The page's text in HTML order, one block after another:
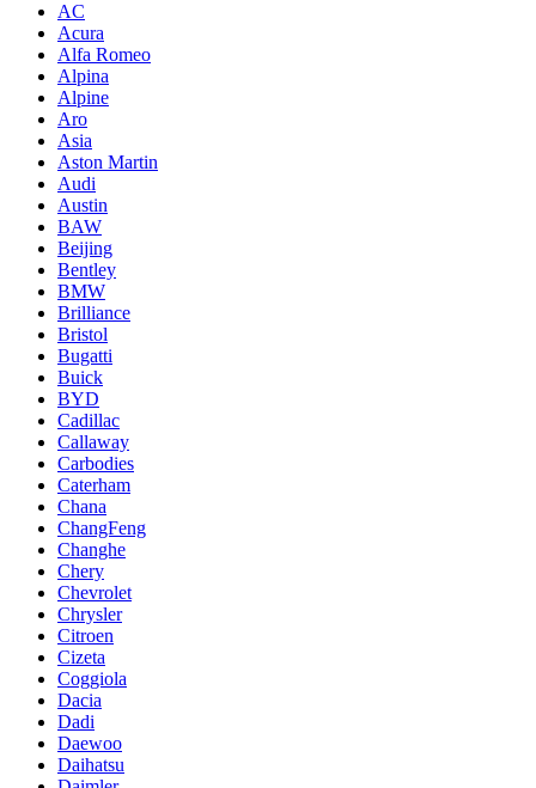
AC
Acura
Alfa Romeo
Alpina
Alpine
Aro
Asia
Aston Martin
Audi
Austin
BAW
Beijing
Bentley
BMW
Brilliance
Bristol
Bugatti
Buick
BYD
Cadillac
Callaway
Carbodies
Caterham
Chana
ChangFeng
Changhe
Chery
Chevrolet
Chrysler
Citroen
Cizeta
Coggiola
Dacia
Dadi
Daewoo
Daihatsu